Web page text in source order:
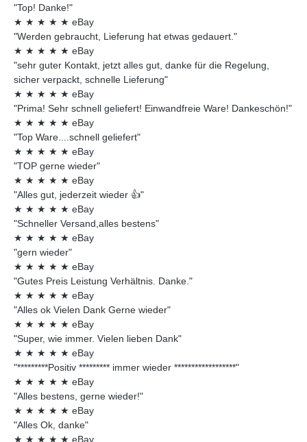
"Top! Danke!"
★ ★ ★ ★ ★ eBay
"Werden gebraucht, Lieferung hat etwas gedauert."
★ ★ ★ ★ ★ eBay
"sehr guter Kontakt, jetzt alles gut, danke für die Regelung,
sicher verpackt, schnelle Lieferung"
★ ★ ★ ★ ★ eBay
"Prima! Sehr schnell geliefert! Einwandfreie Ware! Dankeschön!"
★ ★ ★ ★ ★ eBay
"Top Ware....schnell geliefert"
★ ★ ★ ★ ★ eBay
"TOP gerne wieder"
★ ★ ★ ★ ★ eBay
"Alles gut, jederzeit wieder 👍"
★ ★ ★ ★ ★ eBay
"Schneller Versand,alles bestens"
★ ★ ★ ★ ★ eBay
"gern wieder"
★ ★ ★ ★ ★ eBay
"Gutes Preis Leistung Verhältnis. Danke."
★ ★ ★ ★ ★ eBay
"Alles ok Vielen Dank Gerne wieder"
★ ★ ★ ★ ★ eBay
"Super, wie immer. Vielen lieben Dank"
★ ★ ★ ★ ★ eBay
"*********Positiv ********* immer wieder ******************"
★ ★ ★ ★ ★ eBay
"Alles bestens, gerne wieder!"
★ ★ ★ ★ ★ eBay
"Alles Ok, danke"
★ ★ ★ ★ ★ eBay